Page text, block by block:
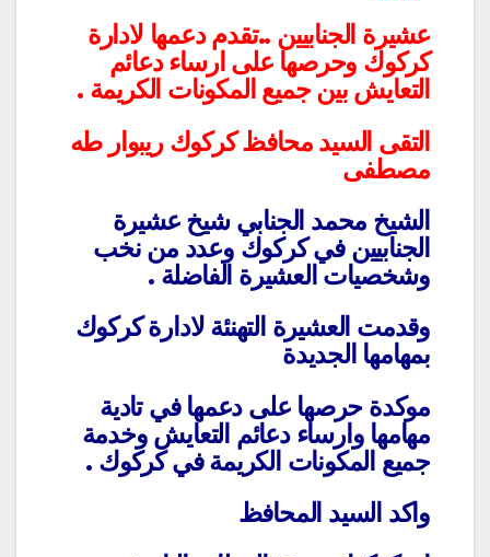
عشيرة الجنابيين ..تقدم دعمها لادارة
كركوك وحرصها على ارساء دعائم
التعايش بين جميع المكونات الكريمة .
التقى السيد محافظ كركوك ريبوار طه
مصطفى
الشيخ محمد الجنابي شيخ عشيرة
الجنابيين في كركوك وعدد من نخب
وشخصيات العشيرة الفاضلة .
وقدمت العشيرة التهنئة لادارة كركوك
بمهامها الجديدة
موكدة حرصها على دعمها في تادية
مهامها وارساء دعائم التعايش وخدمة
جميع المكونات الكريمة في كركوك .
واكد السيد المحافظ